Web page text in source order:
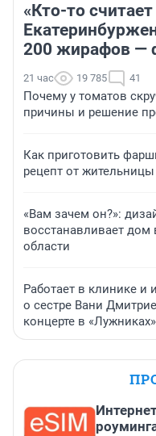
«Кто-то
200 жирафов —
21 час 19 785 41
Почему у томатов
причины и решение
Как приготовить
рецепт от
«Вам зачем он?»:
восстанавливает дом
области
Работает в клинике и
о сестре Вани
концерте в «Лужниках»